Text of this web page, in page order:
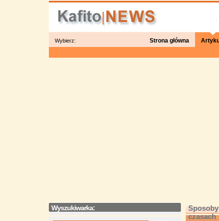
Wybierz: Strona główna
czasach
Wyszukiwarka: